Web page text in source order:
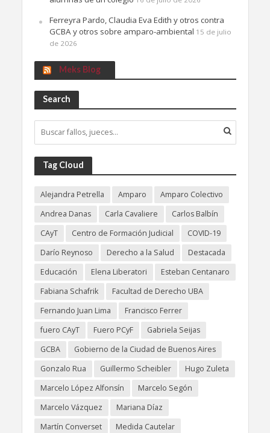
Ferreyra Pardo, Claudia Eva Edith y otros contra
GCBA y otros sobre amparo-ambiental 15 de julio
de 2026
Meks Blog
Search
Tag Cloud
Alejandra Petrella Amparo
Amparo Colectivo
Andrea Danas
Carla Cavaliere
Carlos Balbín
CAyT
Centro de Formación Judicial
COVID-19
Darío Reynoso
Derecho a la Salud
Destacada
Educación
Elena Liberatori
Esteban Centanaro
Fabiana Schafrik
Facultad de Derecho UBA
Fernando Juan Lima
Francisco Ferrer
fuero CAyT
Fuero PCyF
Gabriela Seijas
GCBA
Gobierno de la Ciudad de Buenos Aires
Gonzalo Rua
Guillermo Scheibler
Hugo Zuleta
Marcelo López Alfonsín
Marcelo Segón
Marcelo Vázquez
Mariana Díaz
Martín Converset
Medida Cautelar